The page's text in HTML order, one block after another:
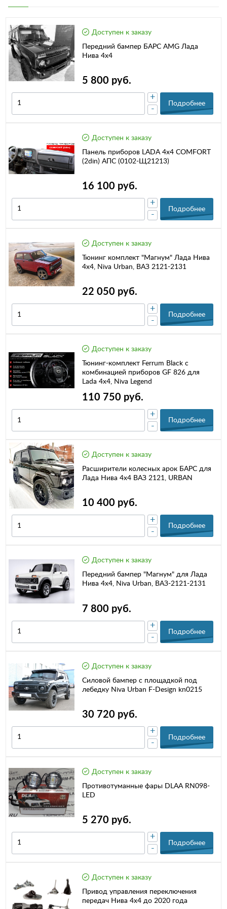
Доступен к заказу
Передний бампер БАРС AMG Лада
Нива 4х4
5 800 руб.
-
+
Подробнее
Доступен к заказу
Панель приборов LADA 4x4 COMFORT
(2din) АПС (0102-Щ21213)
16 100 руб.
-
+
Подробнее
Доступен к заказу
Тюнинг комплект "Магнум" Лада Нива
4х4, Niva Urban, ВАЗ 2121-2131
22 050 руб.
-
+
Подробнее
Доступен к заказу
Тюнинг-комплект Ferrum Black с
комбинацией приборов GF 826 для
Lada 4x4, Niva Legend
110 750 руб.
-
+
Подробнее
Доступен к заказу
Расширители колесных арок БАРС для
Лада Нива 4х4 ВАЗ 2121, URBAN
10 400 руб.
-
+
Подробнее
Доступен к заказу
Передний бампер "Магнум" для Лада
Нива 4х4, Niva Urban, ВАЗ-2121-2131
7 800 руб.
-
+
Подробнее
Доступен к заказу
Силовой бампер с площадкой под
лебедку Niva Urban F-Design kn0215
30 720 руб.
-
+
Подробнее
Доступен к заказу
Противотуманные фары DLAA RN098-
LED
5 270 руб.
-
+
Подробнее
Доступен к заказу
Привод управления переключения
передач Нива 4х4 до 2020 года